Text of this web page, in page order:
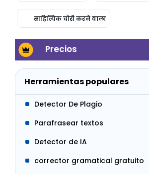
साहित्यिक चोरी करने वाला
Precios
Herramientas populares
Detector De Plagio
Parafrasear textos
Detector de IA
corrector gramatical gratuito